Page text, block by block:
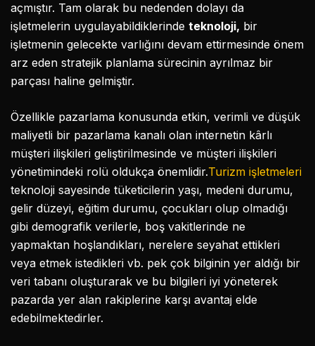
açmıştır. Tam olarak bu nedenden dolayı da
işletmelerin uygulayabildiklerinde teknoloji, bir
işletmenin gelecekte varlığını devam ettirmesinde önem
arz eden stratejik planlama sürecinin ayrılmaz bir
parçası haline gelmiştir.
Özellikle pazarlama konusunda etkin, verimli ve düşük
maliyetli bir pazarlama kanalı olan internetin kârlı
müşteri ilişkileri geliştirilmesinde ve müşteri ilişkileri
yönetimindeki rolü oldukça önemlidir.Turizm işletmeleri
teknoloji sayesinde tüketicilerin yaşı, medeni durumu,
gelir düzeyi, eğitim durumu, çocukları olup olmadığı
gibi demografik verilerle, boş vakitlerinde ne
yapmaktan hoşlandıkları, nerelere seyahat ettikleri
veya etmek istedikleri vb. pek çok bilginin yer aldığı bir
veri tabanı oluşturarak ve bu bilgileri iyi yöneterek
pazarda yer alan rakiplerine karşı avantaj elde
edebilmektedirler.